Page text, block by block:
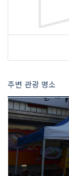
주변 관광 명소